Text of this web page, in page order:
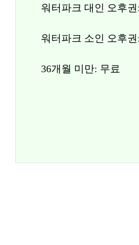
워터파크 대인 오후권
워터파크 소인 오후권
36개월 미만: 무료